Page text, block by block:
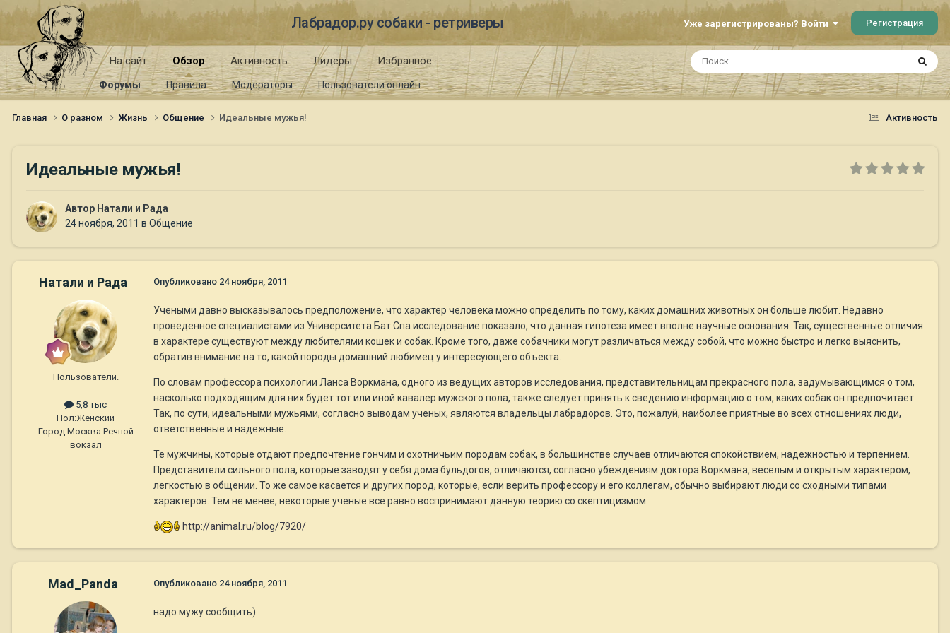
Лабрадор.ру собаки - ретриверы Уже зарегистрированы? Войти Регистрация
На сайт Обзор
Форумы Правила Модераторы Пользователи онлайн
Активность Лидеры Избранное
Активность
Главная О разном Жизнь Общение Идеальные мужья!
Идеальные мужья!
Автор Натали и Рада
24 ноября, 2011 в Общение
Натали и Рада
Пользователи.
5,8 тыс
Пол:Женский
Город:Москва Речной
вокзал
Опубликовано 24 ноября, 2011
Учеными давно высказывалось предположение, что характер человека можно определить по тому, каких домашних животных он больше любит. Недавно
проведенное специалистами из Университета Бат Спа исследование показало, что данная гипотеза имеет вполне научные основания. Так, существенные отличия
в характере существуют между любителями кошек и собак. Кроме того, даже собачники могут различаться между собой, что можно быстро и легко выяснить,
обратив внимание на то, какой породы домашний любимец у интересующего объекта.
По словам профессора психологии Ланса Воркмана, одного из ведущих авторов исследования, представительницам прекрасного пола, задумывающимся о том,
насколько подходящим для них будет тот или иной кавалер мужского пола, также следует принять к сведению информацию о том, каких собак он предпочитает.
Так, по сути, идеальными мужьями, согласно выводам ученых, являются владельцы лабрадоров. Это, пожалуй, наиболее приятные во всех отношениях люди,
ответственные и надежные.
Те мужчины, которые отдают предпочтение гончим и охотничьим породам собак, в большинстве случаев отличаются спокойствием, надежностью и терпением.
Представители сильного пола, которые заводят у себя дома бульдогов, отличаются, согласно убеждениям доктора Воркмана, веселым и открытым характером,
легкостью в общении. То же самое касается и других пород, которые, если верить профессору и его коллегам, обычно выбирают люди со сходными типами
характеров. Тем не менее, некоторые ученые все равно воспринимают данную теорию со скептицизмом.
http://animal.ru/blog/7920/
Mad_Panda Опубликовано 24 ноября, 2011
надо мужу сообщить)